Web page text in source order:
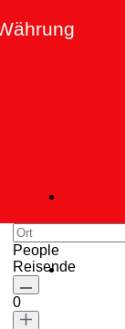
People
Reisende
0